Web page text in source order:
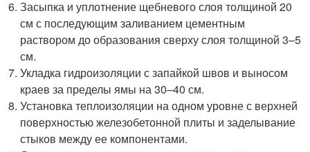
Засыпка и уплотнение щебневого слоя толщиной 20
см с последующим заливанием цементным
раствором до образования сверху слоя толщиной 3–5
см.
Укладка гидроизоляции с запайкой швов и выносом
краев за пределы ямы на 30–40 см.
Установка теплоизоляции на одном уровне с верхней
поверхностью железобетонной плиты и заделывание
стыков между ее компонентами.